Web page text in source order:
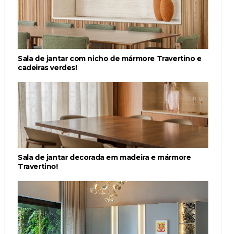
Sala de jantar com nicho de mármore Travertino e
cadeiras verdes!
Sala de jantar decorada em madeira e mármore
Travertino!